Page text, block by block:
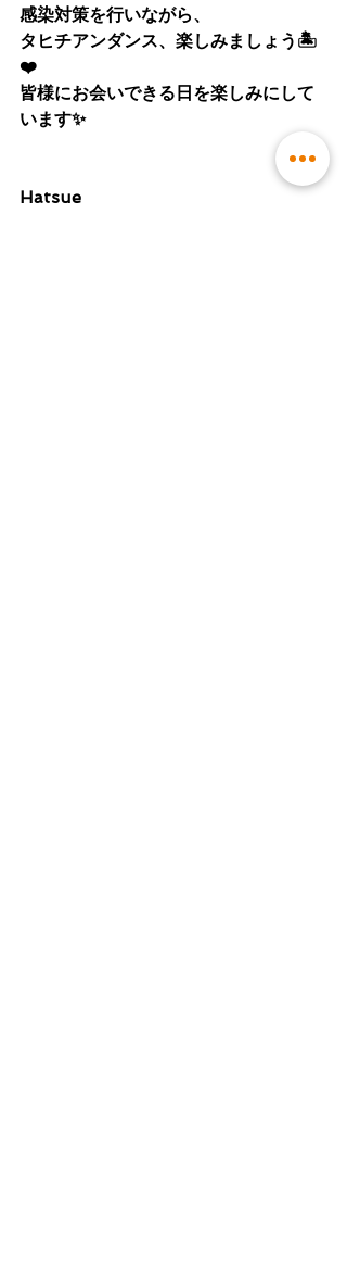
感染対策を行いながら、
タヒチアンダンス、楽しみましょう🏝
❤️
皆様にお会いできる日を楽しみにして
います✨
Hatsue